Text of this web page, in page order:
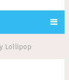
Lollipop